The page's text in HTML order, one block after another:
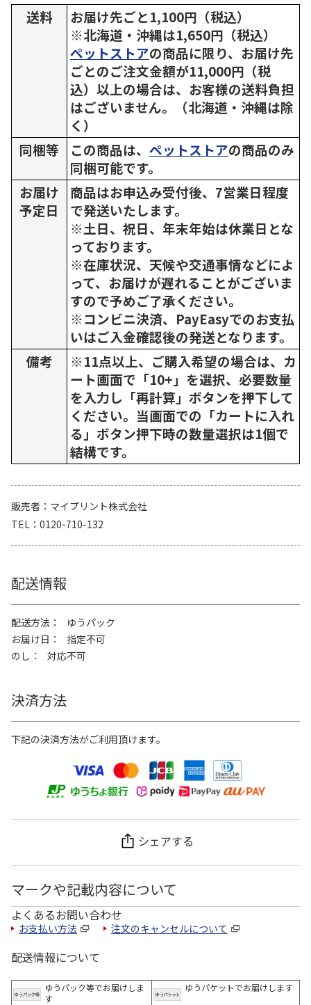
送料
お届け先ごと1,100円（税込）
※北海道・沖縄は1,650円（税込）
ペットストアの商品に限り、お届け先
ごとのご注文金額が11,000円（税
込）以上の場合は、お客様の送料負担
はございません。（北海道・沖縄は除
く）
同梱等
この商品は、 ペットストアの商品のみ
同梱可能です。
お届け
予定日
商品はお申込み受付後、7営業日程度
で発送いたします。
※土日、祝日、年末年始は休業日とな
っております。
※在庫状況、天候や交通事情などによ
って、お届けが遅れることがございま
すので予めご了承ください。
※コンビニ決済、PayEasyでのお支払
いはご入金確認後の発送となります。
備考
※11点以上、ご購入希望の場合は、カ
ート画面で「10+」を選択、必要数量
を入力し「再計算」ボタンを押下して
ください。当画面での「カートに入れ
る」ボタン押下時の数量選択は1個で
結構です。
販売者
マイプリント株式会社
TEL
0120-710-132
配送情報
配送方法
ゆうパック
お届け日
指定不可
のし
対応不可
決済方法
下記の決済方法がご利用頂けます。
シェアする
マークや記載内容について
よくあるお問い合わせ
お支払い方法 注文のキャンセルについて
配送情報について
ゆうパック等でお届けしま
す
ゆうパケットでお届けします